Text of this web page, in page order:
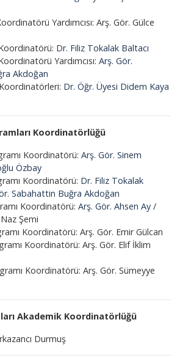
Yardımcısı: Arş. Gör. Gülce
Dr. Filiz Tokalak Baltacı
Yardımcısı: Arş. Gör.
Akdoğan
Dr. Öğr. Üyesi Didem Kaya
Koordinatörlüğü
Koordinatörü: Arş. Gör. Sinem
Özbay
Koordinatörü: Dr. Filiz Tokalak
Sabahattin Buğra Akdoğan
Koordinatörü: Arş. Gör. Ahsen Ay /
Şemi
Koordinatörü: Arş. Gör. Emir Gülcan
Koordinatörü: Arş. Gör. Elif İklim
Koordinatörü: Arş. Gör. Sümeyye
Akademik Koordinatörlüğü
Durmuş